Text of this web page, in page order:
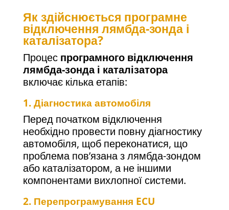
Як здійснюється програмне
відключення лямбда-зонда і
каталізатора?
Процес програмного відключення
лямбда-зонда і каталізатора
включає кілька етапів:
1.Діагностика автомобіля
Перед початком відключення
необхідно провести повну діагностику
автомобіля, щоб переконатися, що
проблема пов’язана з лямбда-зондом
або каталізатором, а не іншими
компонентами вихлопної системи.
2. Перепрограмування ECU